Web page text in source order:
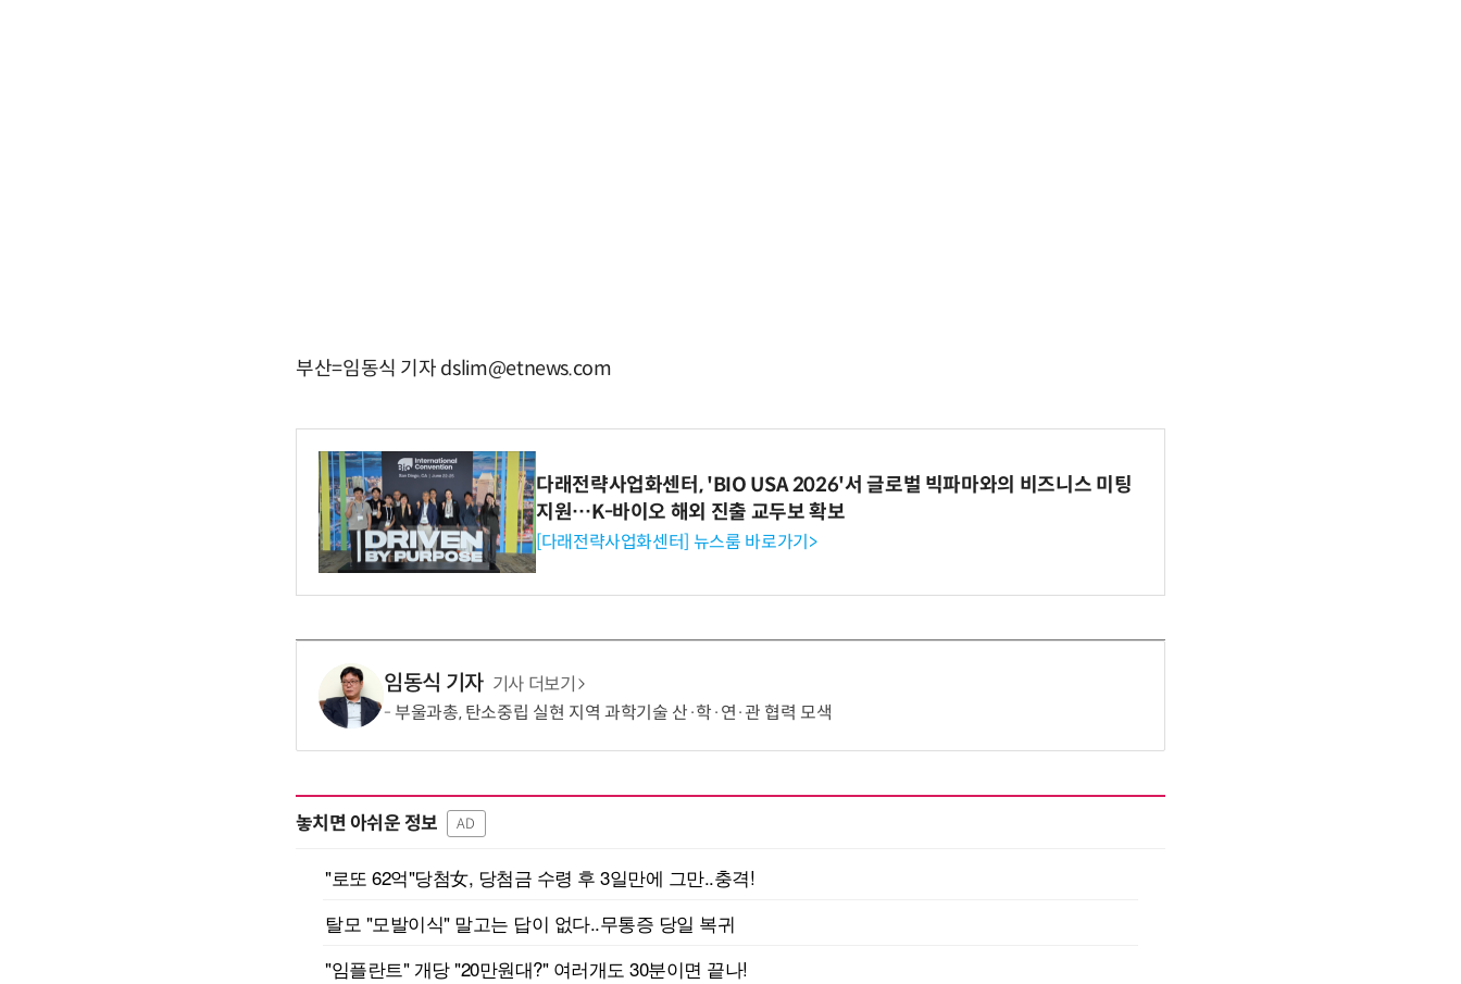
부산=임동식 기자 dslim@etnews.com
다래전략사업화센터, 'BIO USA 2026'서 글로벌 빅파마와의 비즈니스 미팅
지원…K-바이오 해외 진출 교두보 확보
[다래전략사업화센터] 뉴스룸 바로가기>
임동식 기자 기사 더보기
부울과총, 탄소중립 실현 지역 과학기술 산·학·연·관 협력 모색
놓치면 아쉬운 정보 AD